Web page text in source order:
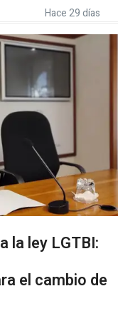
Hace 29 días
la ley LGTBI:
el cambio de